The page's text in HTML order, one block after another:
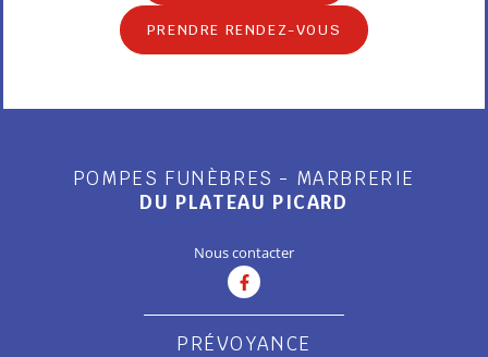
PRENDRE RENDEZ-VOUS
POMPES FUNÈBRES - MARBRERIE
DU PLATEAU PICARD
Nous contacter
PRÉVOYANCE